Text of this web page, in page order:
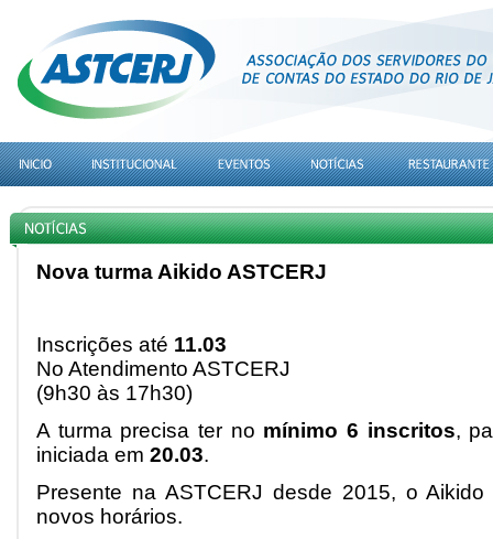
Nova turma Aikido ASTCERJ
Inscrições até 11.03
No Atendimento ASTCERJ
(9h30 às 17h30)
A turma precisa ter no mínimo 6 inscritos,
iniciada em 20.03.
Presente na ASTCERJ desde 2015, o
novos horários.